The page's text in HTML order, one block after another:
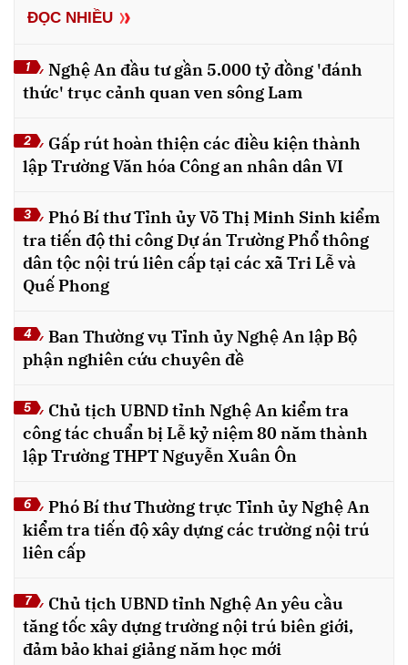
ĐỌC NHIỀU
1
Nghệ An đầu tư gần 5.000 tỷ đồng 'đánh
thức' trục cảnh quan ven sông Lam
2
Gấp rút hoàn thiện các điều kiện thành
lập Trường Văn hóa Công an nhân dân VI
3
Phó Bí thư Tỉnh ủy Võ Thị Minh Sinh kiểm
tra tiến độ thi công Dự án Trường Phổ thông
dân tộc nội trú liên cấp tại các xã Tri Lễ và
Quế Phong
4
Ban Thường vụ Tỉnh ủy Nghệ An lập Bộ
phận nghiên cứu chuyên đề
5
Chủ tịch UBND tỉnh Nghệ An kiểm tra
công tác chuẩn bị Lễ kỷ niệm 80 năm thành
lập Trường THPT Nguyễn Xuân Ôn
6
Phó Bí thư Thường trực Tỉnh ủy Nghệ An
kiểm tra tiến độ xây dựng các trường nội trú
liên cấp
7
Chủ tịch UBND tỉnh Nghệ An yêu cầu
tăng tốc xây dựng trường nội trú biên giới,
đảm bảo khai giảng năm học mới